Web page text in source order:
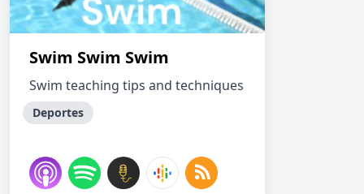
Swim Swim Swim
Swim teaching tips and techniques
Deportes